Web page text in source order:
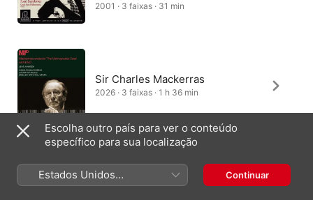
2001 · 3 faixas · 31 min
Sir Charles Mackerras
2026 · 3 faixas · 1 h 36 min
Escolha outro país para ver o conteúdo
específico para sua localização
Estados Unidos
(Português Brasil)
Continuar